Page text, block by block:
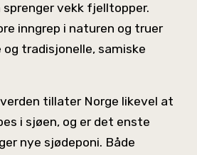
sprenger vekk fjelltopper.
inngrep i naturen og truer
tradisjonelle, samiske
tillater Norge likevel at
i sjøen, og er det enste
nye sjødeponi. Både